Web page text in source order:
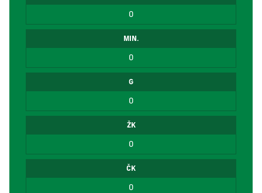
0
MIN.
0
G
0
ŽK
0
ČK
0